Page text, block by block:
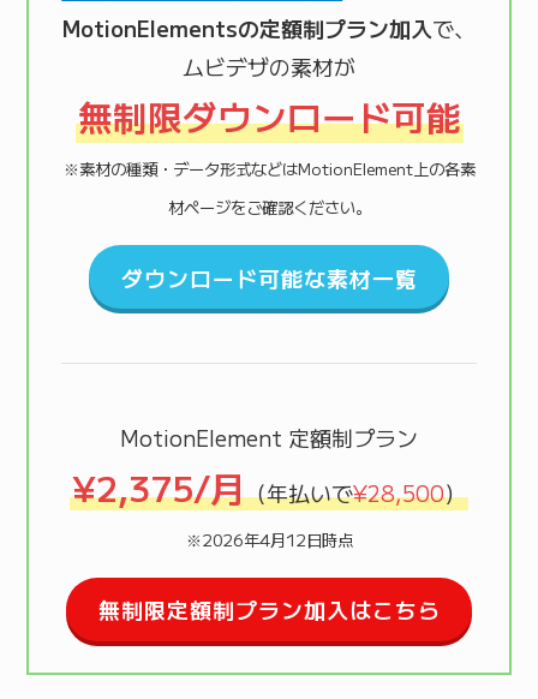
MotionElementsの定額制プラン加入で、
ムビデザの素材が
無制限ダウンロード可能
※素材の種類・データ形式などはMotionElement上の各素
材ページをご確認ください。
ダウンロード可能な素材一覧
MotionElement 定額制プラン
¥2,375/月（年払いで¥28,500）
※2026年4月12日時点
無制限定額制プラン加入はこちら